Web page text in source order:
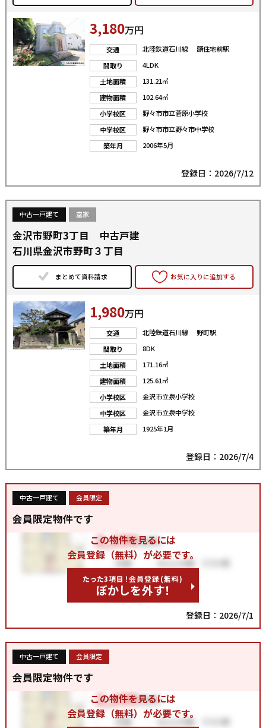
3,180万円
交通
北陸鉄道石川線 額住宅前駅
間取り
4LDK
土地面積
131.21㎡
建物面積
102.64㎡
小学校区
野々市市立菅原小学校
中学校区
野々市市立野々市中学校
築年月
2006年5月
登録日：2026/7/12
中古一戸建て 空家
金沢市野町3丁目 中古戸建
石川県金沢市野町３丁目
まとめて資料請求 お気に入りに追加する
1,980万円
交通
北陸鉄道石川線 野町駅
間取り
8DK
土地面積
171.16㎡
建物面積
125.61㎡
小学校区
金沢市立泉小学校
中学校区
金沢市立泉中学校
築年月
1925年1月
登録日：2026/7/4
中古一戸建て 会員限定
会員限定物件です
この物件を見るには
会員登録（無料）が必要です。
たった3項目！会員登録(無料)
ぼかしを外す！
登録日：2026/7/1
中古一戸建て 会員限定
会員限定物件です
この物件を見るには
会員登録（無料）が必要です。